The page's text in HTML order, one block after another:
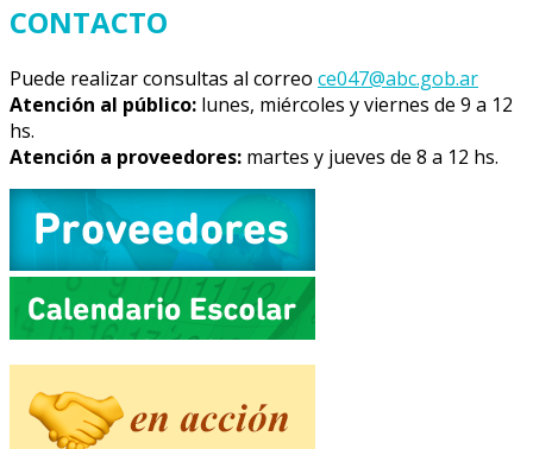
CONTACTO
Puede realizar consultas al correo ce047@abc.gob.ar
Atención al público: lunes, miércoles y viernes de 9 a 12
hs.
Atención a proveedores: martes y jueves de 8 a 12 hs.